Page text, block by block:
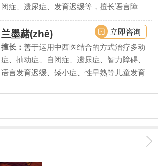
闭症、遗尿症、发育迟缓等，擅长语言障
碍、学习困难、智力低下等疾病的诊断评估
和干预治疗。
兰墨赭(zhě)
擅长： 善于运用中西医结合的方式治疗多动
症、抽动症、自闭症、遗尿症、智力障碍、
语言发育迟缓、矮小症、性早熟等儿童发育
立即咨询